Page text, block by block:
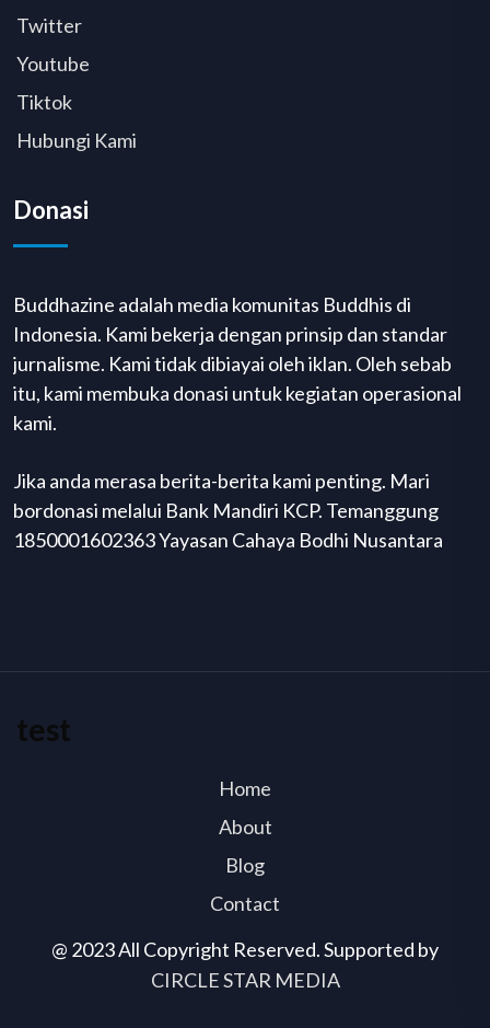
Twitter
Youtube
Tiktok
Hubungi Kami
Donasi
Buddhazine adalah media komunitas Buddhis di
Indonesia. Kami bekerja dengan prinsip dan standar
jurnalisme. Kami tidak dibiayai oleh iklan. Oleh sebab
itu, kami membuka donasi untuk kegiatan operasional
kami.
Jika anda merasa berita-berita kami penting. Mari
bordonasi melalui Bank Mandiri KCP. Temanggung
1850001602363 Yayasan Cahaya Bodhi Nusantara
@ 2023 All Copyright Reserved. Supported by
CIRCLE STAR MEDIA
test
Home
About
Blog
Contact